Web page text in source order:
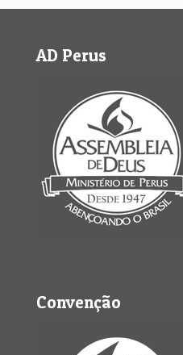
AD Perus
Convenção